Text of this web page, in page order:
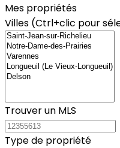
Mes propriétés
Villes (Ctrl+clic pour
Trouver un MLS
Type de propriété